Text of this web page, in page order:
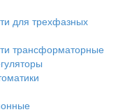
для трехфазных
трансформаторные